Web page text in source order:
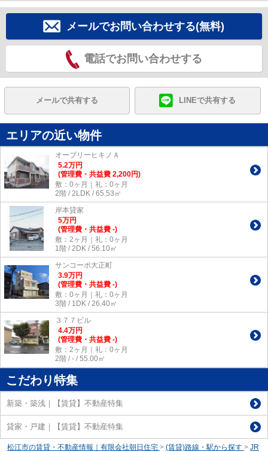
メールでお問い合わせする(無料)
電話でお問い合わせする
メールで共有する LINEで共有する
エリアの近い物件
オーブリーヒキノＡ
5.2万円
(管理費・共益費 2,200円)
敷：0ヶ月｜礼：0ヶ月
2階 / 2LDK / 65.53㎡
岸本貸家
5万円
(管理費・共益費 -)
敷：2ヶ月｜礼：0ヶ月
1階 / 2DK / 56.10㎡
サンコーポ大正町
3.9万円
(管理費・共益費 -)
敷：0ヶ月｜礼：0ヶ月
3階 / 1DK / 26.40㎡
３７７ビル
4.4万円
(管理費・共益費 -)
敷：2ヶ月｜礼：0ヶ月
2階 / - / 55.00㎡
こだわり特集
新築・築浅｜【賃貸】不動産特集
貸家・戸建｜【賃貸】不動産特集
松江市の賃貸・不動産情報｜有限会社朝日住宅 > (賃貸)路線・駅から探す > JR